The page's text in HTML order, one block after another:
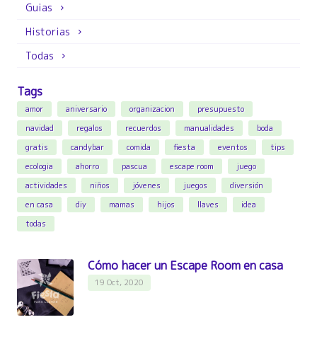
Guias
Historias
Todas
Tags
amor aniversario organizacion
presupuesto
navidad
regalos recuerdos manualidades
boda
gratis
candybar comida fiesta eventos
tips
ecologia
ahorro pascua escape room
juego
actividades
niños jóvenes juegos
diversión
en casa
diy mamas hijos llaves
idea
todas
Cómo hacer un Escape Room en casa
19 Oct, 2020